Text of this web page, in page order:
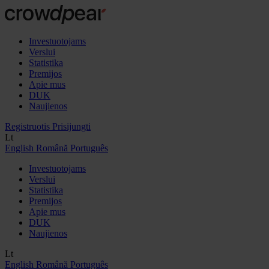
Investuotojams
Verslui
Statistika
Premijos
Apie mus
DUK
Naujienos
Registruotis Prisijungti
Lt
English Română Português
Investuotojams
Verslui
Statistika
Premijos
Apie mus
DUK
Naujienos
Lt
English Română Português